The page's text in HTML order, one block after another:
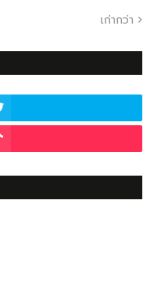
เก่ากว่า